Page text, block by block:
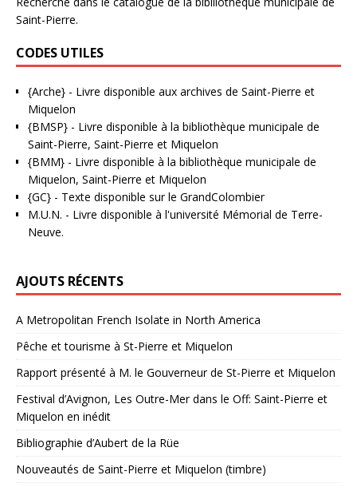
Saint-Pierre.
CODES UTILES
{Arche} - Livre disponible aux archives de Saint-Pierre et
Miquelon
{BMSP} - Livre disponible à la bibliothèque municipale de
Saint-Pierre, Saint-Pierre et Miquelon
{BMM} - Livre disponible à la bibliothèque municipale de
Miquelon, Saint-Pierre et Miquelon
{GC} - Texte disponible sur le GrandColombier
M.U.N. - Livre disponible à l'université Mémorial de Terre-
Neuve.
AJOUTS RÉCENTS
A Metropolitan French Isolate in North America
Pêche et tourisme à St-Pierre et Miquelon
Rapport présenté à M. le Gouverneur de St-Pierre et Miquelon
Festival d’Avignon, Les Outre-Mer dans le Off: Saint-Pierre et
Miquelon en inédit
Bibliographie d’Aubert de la Rüe
Nouveautés de Saint-Pierre et Miquelon (timbre)